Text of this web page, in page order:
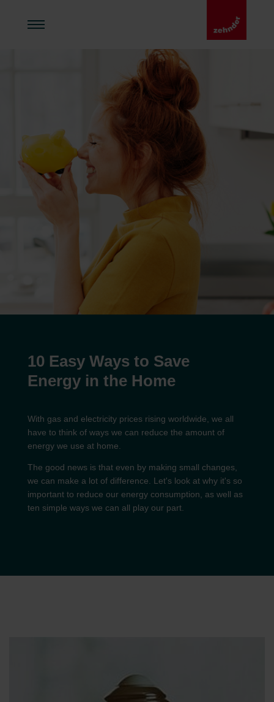
10 Easy Ways to Save
Energy in the Home
With gas and electricity prices rising worldwide, we all
have to think of ways we can reduce the amount of
energy we use at home.
The good news is that even by making small changes,
we can make a lot of difference. Let's look at why it's so
important to reduce our energy consumption, as well as
ten simple ways we can all play our part.